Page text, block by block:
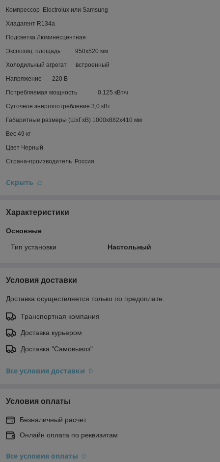
Компрессор Electrolux или Samsung
Хладагент R134a
Подсветка Люминесцентная
Экспозиц. площадь 950х520 мм
Холодильный агрегат встроенный
Напряжение 220 В
Потребляемая мощность 0.125 кВт/ч
Суточное энергопотребление 3,0 кВт
Габаритные размеры (ШхГхВ) 1000х882х410 мм
Вес 49 кг
Цвет Черный
Страна-производитель Россия
Скрыть
Характеристики
Основные
Тип установки Настольный
Условия доставки
Доставка осуществляется только по предоплате.
Транспортная компания
Доставка курьером
Доставка "Самовывоз"
Все условия доставки
Условия оплаты
Безналичный расчет
Онлайн оплата по реквизитам
Все условия оплаты